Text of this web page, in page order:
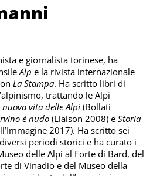
e giornalista torinese, ha
Alp e la rivista internazionale
La Stampa. Ha scritto libri di
trattando le Alpi
nuova vita delle Alpi(Bollati
è nudo (Liaison 2008) e Storia
2017). Ha scritto sei
periodi storici e ha curato i
delle Alpi al Forte di Bard, del
di Vinadio e del Museo della